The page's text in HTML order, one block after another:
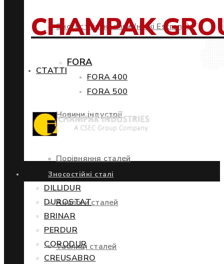
Зносостійкі кромки (ножі Estrong)
СТАТТІ
Новини індустрії
Порівняння сталей
Аналоги сталей
Таблиці сталей
CHAMPAK
FORA
FORA 400
FORA 500
Зносостійкі сталі
DILLIDUR
DUROSTAT
BRINAR
PERDUR
CORODUR
CREUSABRO